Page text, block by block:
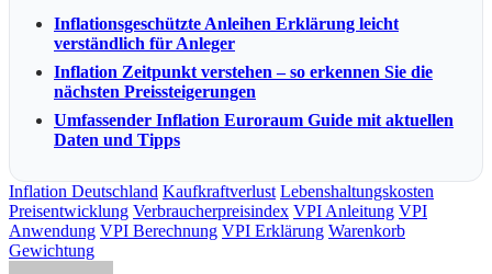
Inflationsgeschützte Anleihen Erklärung leicht
verständlich für Anleger
Inflation Zeitpunkt verstehen – so erkennen Sie die
nächsten Preissteigerungen
Umfassender Inflation Euroraum Guide mit aktuellen
Daten und Tipps
Inflation Deutschland Kaufkraftverlust Lebenshaltungskosten
Preisentwicklung Verbraucherpreisindex VPI Anleitung VPI
Anwendung VPI Berechnung VPI Erklärung Warenkorb
Gewichtung